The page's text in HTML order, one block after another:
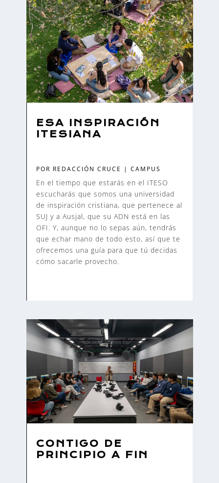
ESA INSPIRACIÓN
ITESIANA
POR REDACCIÓN CRUCE | CAMPUS
En el tiempo que estarás en el ITESO
escucharás que somos una universidad
de inspiración cristiana, que pertenece al
SUJ y a Ausjal, que su ADN está en las
OFI. Y, aunque no lo sepas aún, tendrás
que echar mano de todo esto, así que te
ofrecemos una guía para que tú decidas
cómo sacarle provecho.
CONTIGO DE
PRINCIPIO A FIN